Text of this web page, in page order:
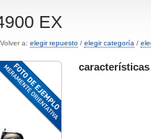
EX
Volver a: elegir repuesto / elegir categoría /
características